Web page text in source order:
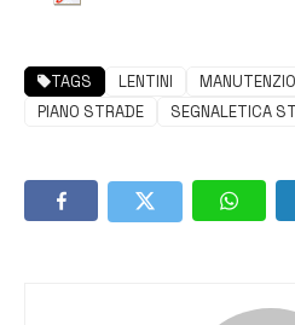
TAGS LENTINI
PIANO STRADE
SEGNALETICA